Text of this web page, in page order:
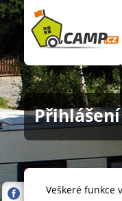
Přihlášení
Veškeré funkce